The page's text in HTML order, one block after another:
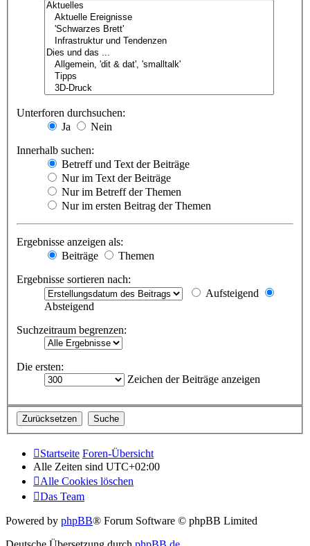
Unterforen durchsuchen:
Ja
Nein
Innerhalb suchen:
Betreff und Text der Beiträge
Nur im Text der Beiträge
Nur im Betreff der Themen
Nur im ersten Beitrag der Themen
Ergebnisse anzeigen als:
Beiträge
Themen
Ergebnisse sortieren nach:
Aufsteigend
Absteigend
Suchzeitraum begrenzen:
Die ersten:
Zeichen der Beiträge anzeigen
Startseite Foren-Übersicht
Alle Zeiten sind UTC+02:00
Alle Cookies löschen
Das Team
Powered by phpBB® Forum Software © phpBB Limited